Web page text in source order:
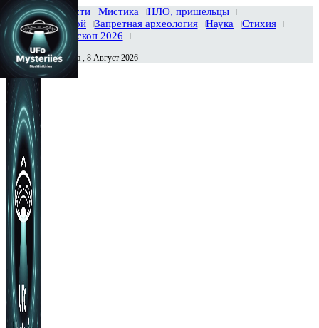
Главная Новости Мистика
НЛО, пришельцы
Тайны вселенной
Запретная археология Наука
Стихия
История
Гороскоп 2026
Сегодня Суббота , 8 Август 2026